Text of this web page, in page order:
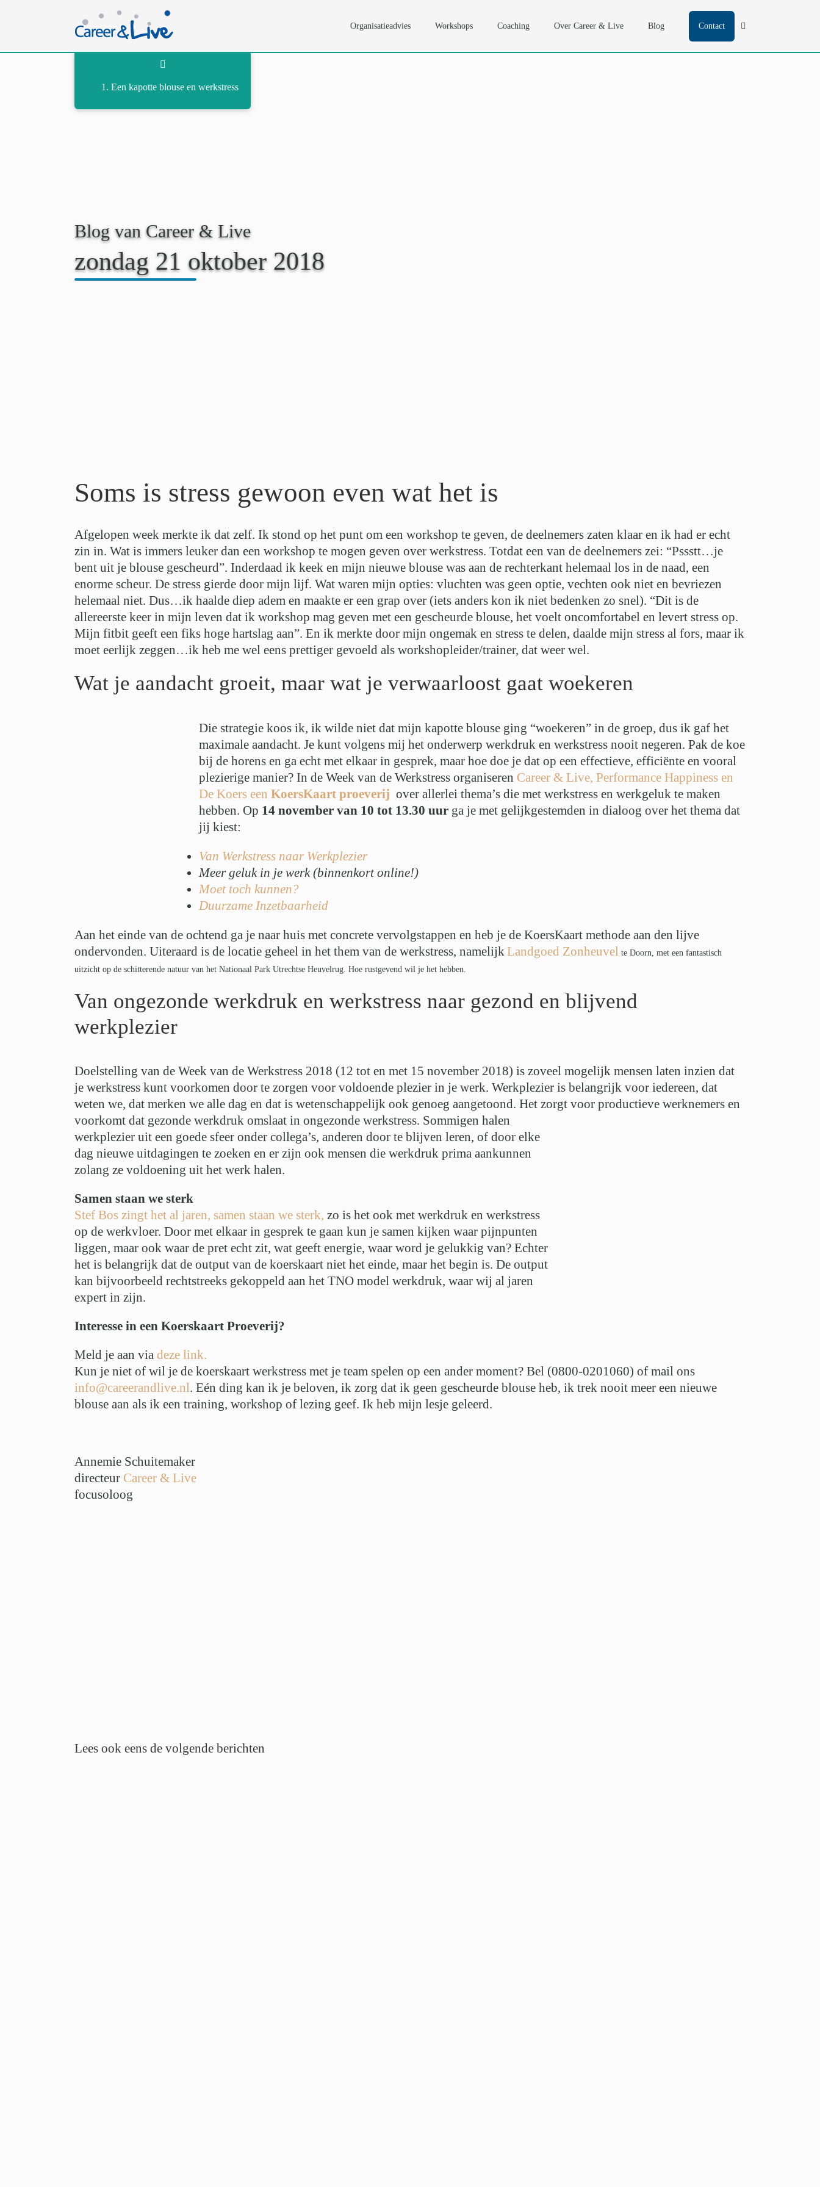
Organisatieadvies Workshops Coaching Over Career & Live Blog Contact
Een kapotte blouse en werkstress
Blog van Career & Live
zondag 21 oktober 2018
Soms is stress gewoon even wat het is
Afgelopen week merkte ik dat zelf. Ik stond op het punt om een workshop te geven, de deelnemers zaten klaar en ik had er echt
zin in. Wat is immers leuker dan een workshop te mogen geven over werkstress. Totdat een van de deelnemers zei: “Pssstt…je
bent uit je blouse gescheurd”. Inderdaad ik keek en mijn nieuwe blouse was aan de rechterkant helemaal los in de naad, een
enorme scheur. De stress gierde door mijn lijf. Wat waren mijn opties: vluchten was geen optie, vechten ook niet en bevriezen
helemaal niet. Dus…ik haalde diep adem en maakte er een grap over (iets anders kon ik niet bedenken zo snel). “Dit is de
allereerste keer in mijn leven dat ik workshop mag geven met een gescheurde blouse, het voelt oncomfortabel en levert stress op.
Mijn fitbit geeft een fiks hoge hartslag aan”. En ik merkte door mijn ongemak en stress te delen, daalde mijn stress al fors, maar ik
moet eerlijk zeggen…ik heb me wel eens prettiger gevoeld als workshopleider/trainer, dat weer wel.
Wat je aandacht groeit, maar wat je verwaarloost gaat woekeren
Die strategie koos ik, ik wilde niet dat mijn kapotte blouse ging “woekeren” in de groep, dus ik gaf het
maximale aandacht. Je kunt volgens mij het onderwerp werkdruk en werkstress nooit negeren. Pak de koe
bij de horens en ga echt met elkaar in gesprek, maar hoe doe je dat op een effectieve, efficiënte en vooral
plezierige manier? In de Week van de Werkstress organiseren Career & Live, Performance Happiness en
De Koers een KoersKaart proeverij over allerlei thema’s die met werkstress en werkgeluk te maken
hebben. Op 14 november van 10 tot 13.30 uurga je met gelijkgestemden in dialoog over het thema dat
jij kiest:
Van Werkstress naar Werkplezier
Meer geluk in je werk (binnenkort online!)
Moet toch kunnen?
Duurzame Inzetbaarheid
Aan het einde van de ochtend ga je naar huis met concrete vervolgstappen en heb je de KoersKaart methode aan den lijve
ondervonden. Uiteraard is de locatie geheel in het them van de werkstress, namelijk Landgoed Zonheuvel te Doorn, met een fantastisch
uitzicht op de schitterende natuur van het Nationaal Park Utrechtse Heuvelrug. Hoe rustgevend wil je het hebben.
Van ongezonde werkdruk en werkstress naar gezond en blijvend
werkplezier
Doelstelling van de Week van de Werkstress 2018 (12 tot en met 15 november 2018) is zoveel mogelijk mensen laten inzien dat
je werkstress kunt voorkomen door te zorgen voor voldoende plezier in je werk. Werkplezier is belangrijk voor iedereen, dat
weten we, dat merken we alle dag en dat is wetenschappelijk ook genoeg aangetoond. Het zorgt voor productieve werknemers en
voorkomt dat gezonde werkdruk omslaat in ongezonde werkstress. Sommigen halen
werkplezier uit een goede sfeer onder collega’s, anderen door te blijven leren, of door elke
dag nieuwe uitdagingen te zoeken en er zijn ook mensen die werkdruk prima aankunnen
zolang ze voldoening uit het werk halen.
Samen staan we sterk
Stef Bos zingt het al jaren, samen staan we sterk, zo is het ook met werkdruk en werkstress
op de werkvloer. Door met elkaar in gesprek te gaan kun je samen kijken waar pijnpunten
liggen, maar ook waar de pret echt zit, wat geeft energie, waar word je gelukkig van? Echter
het is belangrijk dat de output van de koerskaart niet het einde, maar het begin is. De output
kan bijvoorbeeld rechtstreeks gekoppeld aan het TNO model werkdruk, waar wij al jaren
expert in zijn.
Interesse in een Koerskaart Proeverij?
Meld je aan via deze link.
Kun je niet of wil je de koerskaart werkstress met je team spelen op een ander moment? Bel (0800-0201060) of mail ons
info@careerandlive.nl. Eén ding kan ik je beloven, ik zorg dat ik geen gescheurde blouse heb, ik trek nooit meer een nieuwe
blouse aan als ik een training, workshop of lezing geef. Ik heb mijn lesje geleerd.
Annemie Schuitemaker
directeur Career & Live
focusoloog
Lees ook eens de volgende berichten